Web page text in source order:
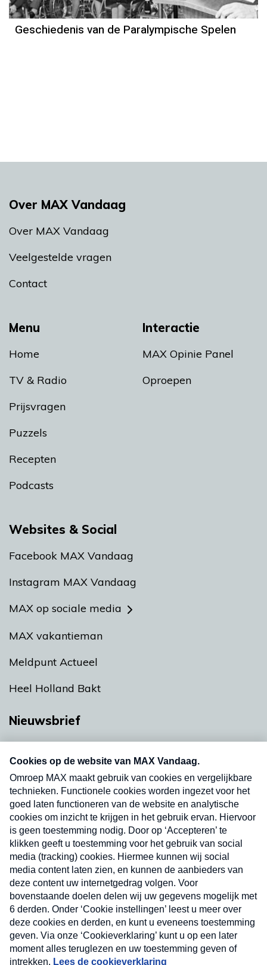
Geschiedenis van de Paralympische Spelen
Menu
Home
TV & Radio
Prijsvragen
Puzzels
Recepten
Podcasts
Interactie
MAX Opinie Panel
Oproepen
Over MAX Vandaag
Over MAX Vandaag
Veelgestelde vragen
Contact
Websites & Social
Facebook MAX Vandaag
Instagram MAX Vandaag
MAX op sociale media
MAX vakantieman
Meldpunt Actueel
Heel Holland Bakt
Nieuwsbrief
nieuwsbrief. Elke vrijdag- en dinsdagochtend in
uw mailbox.
Verzend
Nieuwsbrief
Neem hier een gratis abonnement op onze
nieuwsbrief. Elke vrijdag- en dinsdagochtend in uw